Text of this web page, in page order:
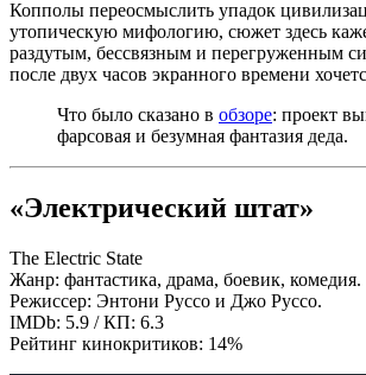
Копполы переосмыслить упадок
утопическую мифологию, сюжет здесь
раздутым, бессвязным и перегруженным
после двух часов экранного времени
Что было сказано в обзоре: проект
фарсовая и безумная фантазия деда.
«Электрический штат»
The Electric State
Жанр: фантастика, драма, боевик, комедия.
Режиссер: Энтони Руссо и Джо Руссо.
IMDb: 5.9 / КП: 6.3
Рейтинг кинокритиков: 14%